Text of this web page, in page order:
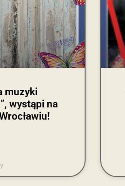
muzyki
wystąpi na